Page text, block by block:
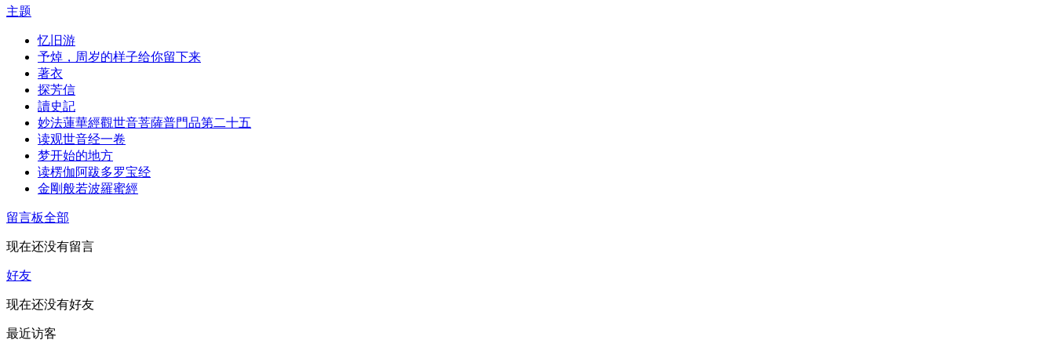
主题
忆旧游
予焯，周岁的样子给你留下来
著衣
探芳信
讀史記
妙法蓮華經觀世音菩薩普門品第二十五
读观世音经一卷
梦开始的地方
读楞伽阿跋多罗宝经
金剛般若波羅蜜經
留言板全部
现在还没有留言
好友
现在还没有好友
最近访客